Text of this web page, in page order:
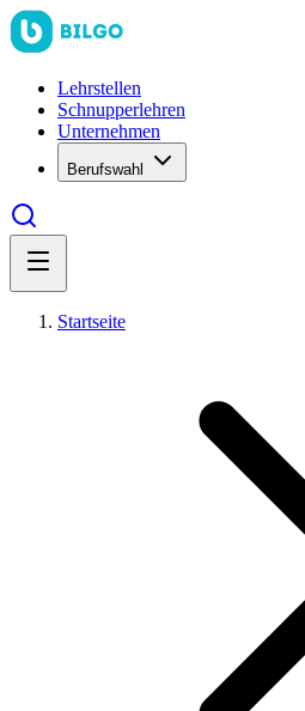
Lehrstellen
Schnupperlehren
Unternehmen
Berufswahl
Startseite